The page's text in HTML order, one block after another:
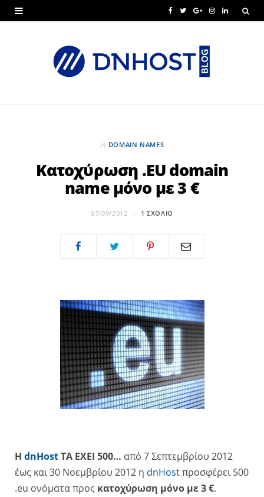
c
T
i
G
o
g
I L
in DOMAIN NAMES
Κατοχύρωση .EU domain
name μόνο με 3 €
07/09/2012 1 ΣΧΌΛΙΟ
Η dnHostΤΑ ΕΧΕΙ 500… από 7 Σεπτεμβρίου 2012
έως και 30 Νοεμβρίου 2012 η dnHostπροσφέρει 500
.eu ονόματα προς κατοχύρωση μόνο με 3 €.